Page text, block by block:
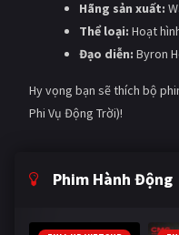
Hãng sản xuất:
Thể loại: Hoạt
Đạo diễn: Byron
Hy vọng bạn sẽ thích bộ
Phi Vụ Động Trời)!
Phim Hành Động